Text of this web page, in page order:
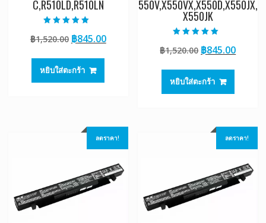
C,R510LD,R510LN
5.00
ตั้งแต่ 1-5
฿1,520.00 Original
was:
฿1,520.00.
฿845.00Current
หยิบใส่ตะกร้า
550V,X550VX,X550D,X550JX,
X550JK
5.00
ตั้งแต่ 1-5
฿1,520.00 Original
was:
฿1,520.00.
฿845.00
หยิบใส่ตะกร้า
ลดราคา! ลดราคา!